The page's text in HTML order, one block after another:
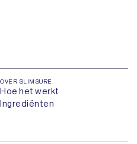
OVER SLIMSURE
Hoe het werkt
Ingrediënten